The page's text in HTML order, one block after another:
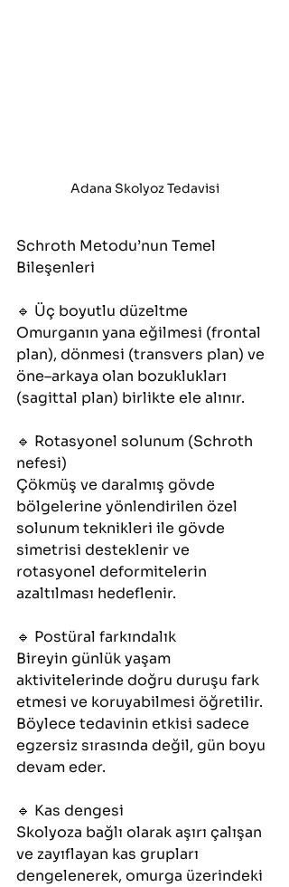
Adana Skolyoz Tedavisi
Schroth Metodu’nun Temel
Bileşenleri
🔹 Üç boyutlu düzeltme
Omurganın yana eğilmesi (frontal
plan), dönmesi (transvers plan) ve
öne–arkaya olan bozuklukları
(sagittal plan) birlikte ele alınır.
🔹 Rotasyonel solunum (Schroth
nefesi)
Çökmüş ve daralmış gövde
bölgelerine yönlendirilen özel
solunum teknikleri ile gövde
simetrisi desteklenir ve
rotasyonel deformitelerin
azaltılması hedeflenir.
🔹 Postüral farkındalık
Bireyin günlük yaşam
aktivitelerinde doğru duruşu fark
etmesi ve koruyabilmesi öğretilir.
Böylece tedavinin etkisi sadece
egzersiz sırasında değil, gün boyu
devam eder.
🔹 Kas dengesi
Skolyoza bağlı olarak aşırı çalışan
ve zayıflayan kas grupları
dengelenerek, omurga üzerindeki